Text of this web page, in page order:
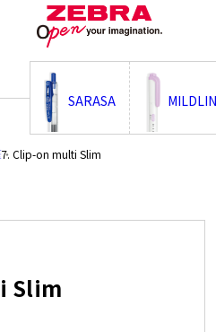
SARASA
・ Clip-on multi Slim
Slim